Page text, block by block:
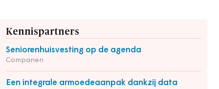
Kennispartners
Seniorenhuisvesting op de agenda
Companen
Een integrale armoedeaanpak dankzij data